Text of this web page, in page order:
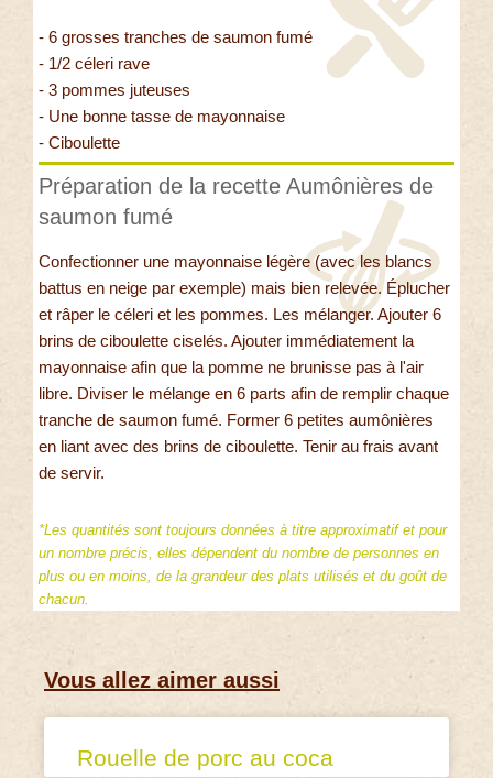
- 6 grosses tranches de saumon fumé
- 1/2 céleri rave
- 3 pommes juteuses
- Une bonne tasse de mayonnaise
- Ciboulette
Préparation de la recette Aumônières de
saumon fumé
Confectionner une mayonnaise légère (avec les blancs
battus en neige par exemple) mais bien relevée. Éplucher
et râper le céleri et les pommes. Les mélanger. Ajouter 6
brins de ciboulette ciselés. Ajouter immédiatement la
mayonnaise afin que la pomme ne brunisse pas à l'air
libre. Diviser le mélange en 6 parts afin de remplir chaque
tranche de saumon fumé. Former 6 petites aumônières
en liant avec des brins de ciboulette. Tenir au frais avant
de servir.
*Les quantités sont toujours données à titre approximatif et pour
un nombre précis, elles dépendent du nombre de personnes en
plus ou en moins, de la grandeur des plats utilisés et du goût de
chacun.
Vous allez aimer aussi
Rouelle de porc au coca